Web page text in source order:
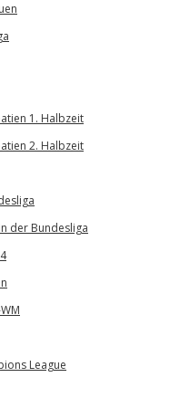
1. Halbzeit
2. Halbzeit
der Bundesliga
League